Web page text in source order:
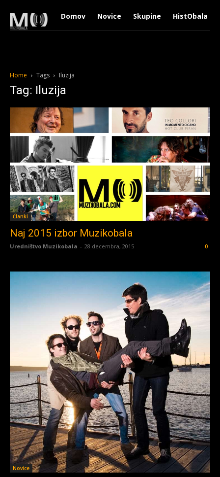
Domov Novice Skupine HistObala
Home Tags Iluzija
Tag: Iluzija
Članki
Naj 2015 izbor Muzikobala
Uredništvo Muzikobala - 28 decembra, 2015 0
Novice